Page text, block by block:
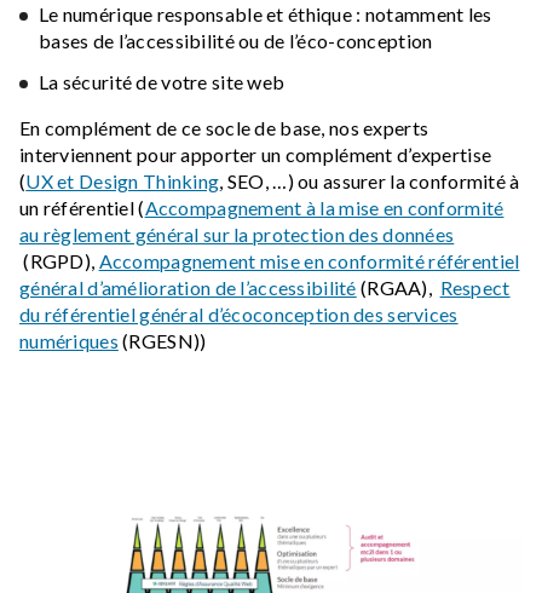
Le numérique responsable et éthique : notamment les
bases de l’accessibilité ou de l’éco-conception
La sécurité de votre site web
En complément de ce socle de base, nos experts
interviennent pour apporter un complément d’expertise
(UX et Design Thinking , SEO, …) ou assurer la conformité à
un référentiel (Accompagnement à la mise en conformité
au règlement général sur la protection des données
(RGPD), Accompagnement mise en conformité référentiel
général d’amélioration de l’accessibilité (RGAA), Respect
du référentiel général d’écoconception des services
numériques (RGESN))